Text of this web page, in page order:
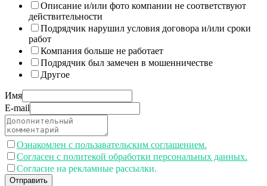
Описание и/или фото компании не соответствуют
действительности
Подрядчик нарушил условия договора и/или сроки
работ
Компания больше не работает
Подрядчик был замечен в мошенничестве
Другое
Имя
E-mail
Ознакомлен с пользавательским соглашением.
Согласен с политекой обработки персональных данных.
Согласие на рекламные рассылки.
Отправить